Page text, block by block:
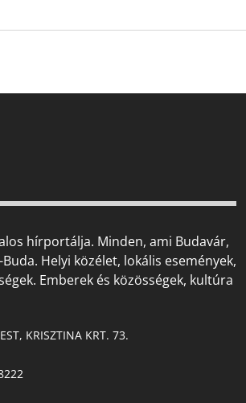
hírportálja. Minden, ami Budavár,
Helyi közélet, lokális események,
Emberek és közösségek, kultúra
KRISZTINA KRT. 73.